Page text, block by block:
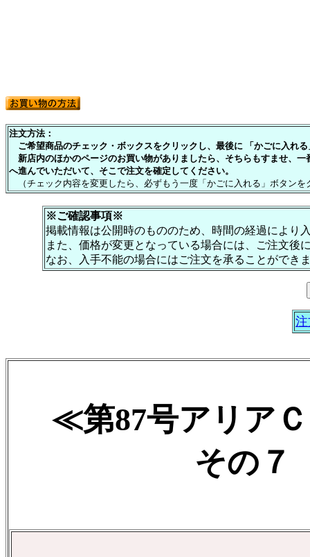
注文方法：
ご希望商品のチェック・ボックスをクリックし、最後に 「かごに入れ
新店内のほかのページのお買い物がありましたら、そちらもすませ、一
へ進んでいただいて、そこで注文を確定してください。
（チェック内容を変更したら、必ずもう一度「かごに入れる」ボタン
※ご確認事項※
掲載情報は公開時のもののため、時間の経過により
また、価格が変更となっている場合には、ご注文後
なお、入手不能の場合にはご注文を承ることができ
≪第87号アリア
その７